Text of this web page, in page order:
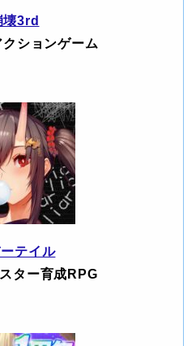
壊3rd
ションゲーム
テイル
ター育成RPG